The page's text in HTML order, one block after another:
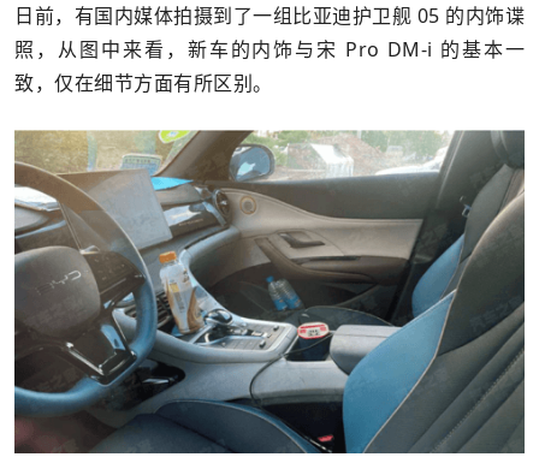
日前，有国内媒体拍摄到了一组比亚迪护卫舰 05 的内饰谍
照，从图中来看，新车的内饰与宋 Pro DM-i 的基本一
致，仅在细节方面有所区别。